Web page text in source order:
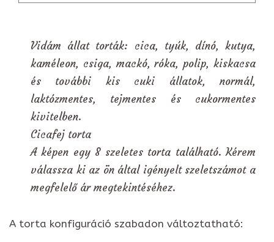
Vidám állat torták: cica, tyúk, dínó, kutya,
kaméleon, csiga, mackó, róka, polip, kiskacsa
és további kis cuki állatok, normál,
laktózmentes, tejmentes és cukormentes
kivitelben.
Cicafej torta
A képen egy 8 szeletes torta található. Kérem
válassza ki az ön által igényelt szeletszámot a
megfelelő ár megtekintéséhez.
A torta konfiguráció szabadon változtatható: